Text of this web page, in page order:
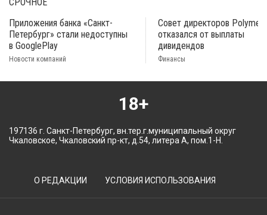
Приложения банка «Санкт-
Петербург» стали недоступны
в GooglePlay
Новости компаний
Совет директоров
отказался от выплаты
дивидендов
Финансы
18+
197136 г. Санкт-Петербург, вн.тер.г.муниципальный округ
Чкаловское, Чкаловский пр-кт, д.54, литера А, пом.1-Н.
О РЕДАКЦИИ УСЛОВИЯ ИСПОЛЬЗОВАНИЯ